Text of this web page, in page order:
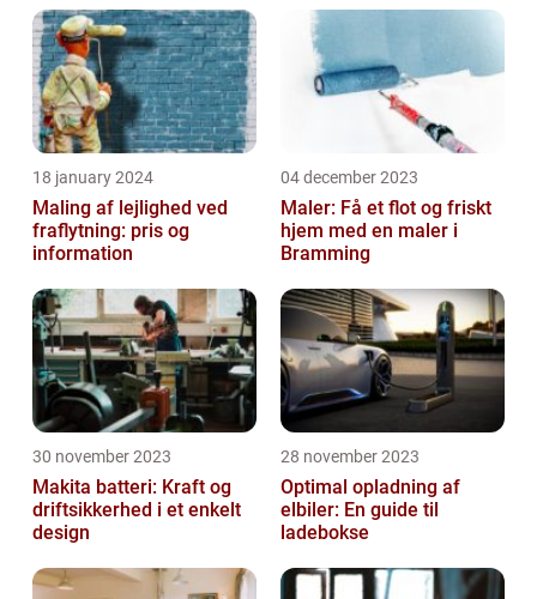
18 january 2024
Maling af lejlighed ved
fraflytning: pris og
information
04 december 2023
Maler: Få et flot og friskt
hjem med en maler i
Bramming
30 november 2023
Makita batteri: Kraft og
driftsikkerhed i et enkelt
design
28 november 2023
Optimal opladning af
elbiler: En guide til
ladebokse